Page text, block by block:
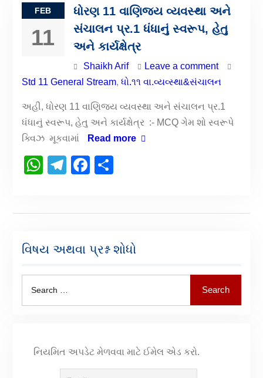
FEB
11
ધોરણ 11 વાણિજય વ્યવસ્થા અને
સંચાલન પ્ર.1 ધંધાનું સ્વરૂપ, હેતુ
અને કાર્યક્ષેત્ર
Shaikh Arif
Leave a comment
Std 11 General Stream, ધો.૧૧ વા.વ્યવ્સ્થા&સંચાલન
અહી, ધોરણ 11 વાણિજય વ્યવસ્થા અને સંચાલન પ્ર.1
ધંધાનું સ્વરૂપ, હેતુ અને કાર્યક્ષેત્ર :- MCQ ગેમ શો સ્વરૂપે
ક્વિઝ મૂકવામાં
Read more
WhatsApp
Telegram
Facebook
વિષય અથવા પ્રશ્ન શોધો
Search
નિયમિત અપડેટ મેળવવા માટે ઈમેલ એડ કરો.